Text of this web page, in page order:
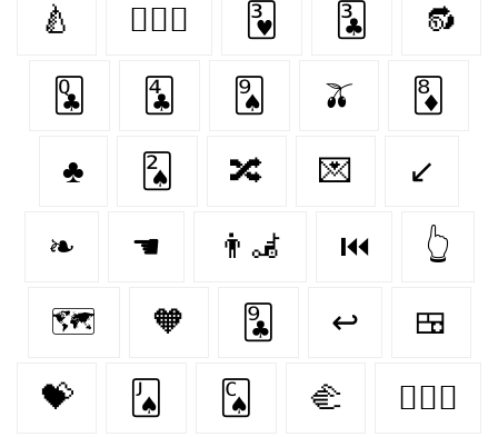
🍐 👨‍❤️‍👨 🂳 🃓 🔂
🃝 🃔 🂩 🫒 🃈
♣️ 🂢 🔀 💌 ↙
❧ ☚ 👨‍🦼‍️ ⏮ 👆
🗺️ 🧡 🃙 ↩ 🍱
💝 🂫 🂬 🫲 👩‍❤️‍👩